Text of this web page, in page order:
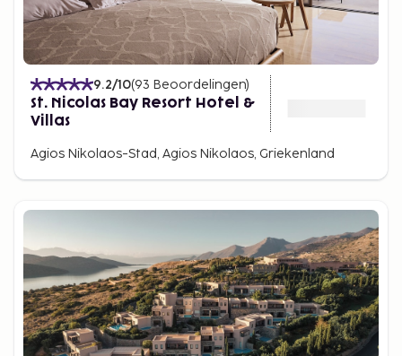
9.2/10(93 Beoordelingen)
St. Nicolas Bay Resort Hotel &
Villas
Agios Nikolaos-Stad, Agios Nikolaos, Griekenland